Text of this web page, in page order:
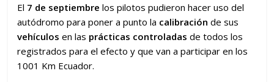
El 7 de septiembre los pilotos pudieron hacer uso del
autódromo para poner a punto la calibración de sus
vehículos en las prácticas controladas de todos los
registrados para el efecto y que van a participar en los
1001 Km Ecuador.